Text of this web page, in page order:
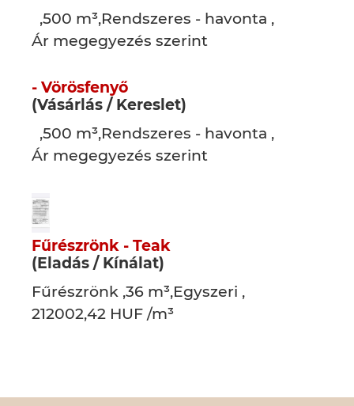
,500 m³,Rendszeres - havonta ,
Ár megegyezés szerint
- Vörösfenyő
(Vásárlás / Kereslet)
,500 m³,Rendszeres - havonta ,
Ár megegyezés szerint
Fűrészrönk - Teak
(Eladás / Kínálat)
Fűrészrönk ,36 m³,Egyszeri ,
212002,42 HUF /m³